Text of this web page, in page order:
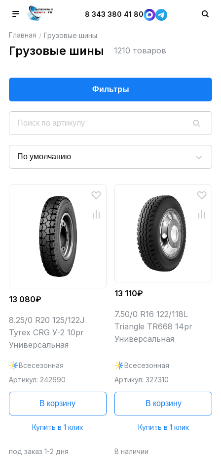
8 343 380 41 80
Главная / Грузовые шины
Грузовые шины 1210 товаров
Фильтры
13 080₽
8.25/0 R20 125/122J
Tyrex CRG У-2 10pr
Универсальная
Всесезонная
Артикул: 242690
В корзину
Купить в 1 клик
под заказ 1-2 дня
13 110₽
7.50/0 R16 122/118L
Triangle TR668 14pr
Универсальная
Всесезонная
Артикул: 327310
В корзину
Купить в 1 клик
В наличии